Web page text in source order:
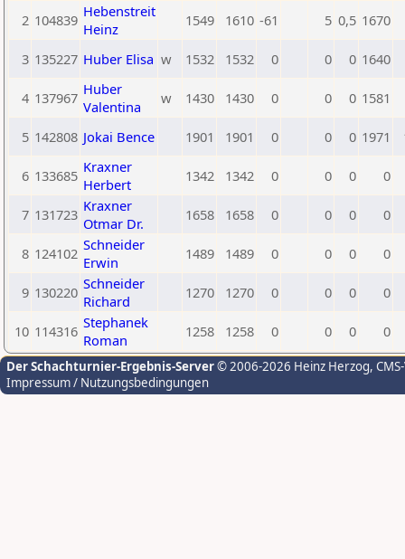
2 104839 Hebenstreit
Heinz
1549 1610 -61 5 0,5 1670
3 135227 Huber Elisa w 1532 1532 0 0 0 1640
4 137967 Huber
Valentina
w 1430 1430 0 0 0 1581
5 142808 Jokai Bence 1901 1901 0 0 0 1971
6 133685 Kraxner
Herbert
1342 1342 0 0 0 0
7 131723 Kraxner
Otmar Dr.
1658 1658 0 0 0 0
8 124102 Schneider
Erwin
1489 1489 0 0 0 0
9 130220 Schneider
Richard
1270 1270 0 0 0 0
10 114316 Stephanek
Roman
1258 1258 0 0 0 0
Der Schachturnier-Ergebnis-Server© 2006-2026 Heinz Herzog,
Impressum / Nutzungsbedingungen